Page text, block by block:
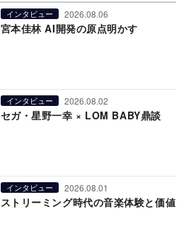
インタビュー 2026.08.06
宮本佳林 AI開発の原点明かす
インタビュー 2026.08.02
セガ・星野一幸 × LOM BABY鼎談
インタビュー 2026.08.01
ストリーミング時代の音楽体験と価値